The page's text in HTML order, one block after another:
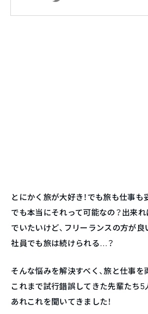
とにかく旅が大好き！でも旅も仕事も
でも本当にそれって可能なの？出来
でいたいけど、フリーランスの方が良
社員でも旅は続けられる…？
そんな悩みを解決すべく、旅と仕事
これまで試行錯誤してきた先輩たち5
あれこれを聞いてきました！